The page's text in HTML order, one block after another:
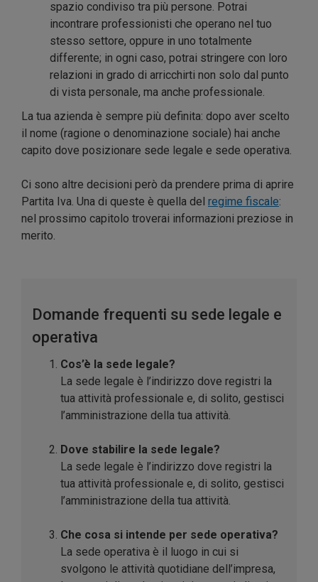
spazio condiviso tra più persone. Potrai
incontrare professionisti che operano nel tuo
stesso settore, oppure in uno totalmente
differente; in ogni caso, potrai stringere con loro
relazioni in grado di arricchirti non solo dal punto
di vista personale, ma anche professionale.
La tua azienda è sempre più definita: dopo aver scelto
il nome (ragione o denominazione sociale) hai anche
capito dove posizionare sede legale e sede operativa.
Ci sono altre decisioni però da prendere prima di aprire
Partita Iva. Una di queste è quella del regime fiscale:
nel prossimo capitolo troverai informazioni preziose in
merito.
Domande frequenti su sede legale e
operativa
Cos’è la sede legale?
La sede legale è l’indirizzo dove registri la
tua attività professionale e, di solito, gestisci
l’amministrazione della tua attività.
Dove stabilire la sede legale?
La sede legale è l’indirizzo dove registri la
tua attività professionale e, di solito, gestisci
l’amministrazione della tua attività.
Che cosa si intende per sede operativa?
La sede operativa è il luogo in cui si
svolgono le attività quotidiane dell’impresa,